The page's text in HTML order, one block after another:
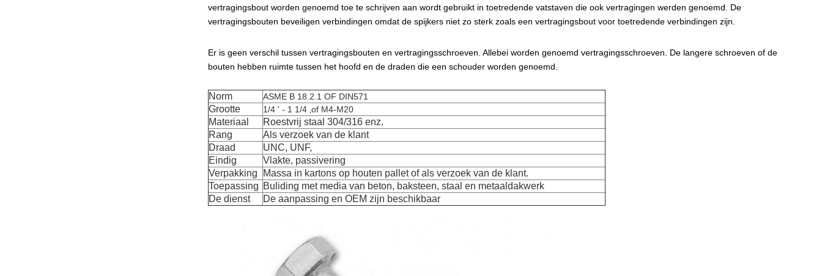
vertragingsbout worden genoemd toe te schrijven aan wordt gebruikt in toetredende vatstaven die ook vertragingen werden genoemd. De
vertragingsbouten beveiligen verbindingen omdat de spijkers niet zo sterk zoals een vertragingsbout voor toetredende verbindingen zijn.
Er is geen verschil tussen vertragingsbouten en vertragingsschroeven. Allebei worden genoemd vertragingsschroeven. De langere schroeven of de
bouten hebben ruimte tussen het hoofd en de draden die een schouder worden genoemd.
Norm ASME B 18.2.1 OF DIN571
Grootte 1/4 ' - 1 1/4 ‚of M4-M20
Materiaal
Roestvrij staal 304/316 enz.
Rang
Als verzoek van de klant
Draad
UNC, UNF,
Eindig
Vlakte, passivering
Verpakking
Massa in kartons op houten pallet of als verzoek van de klant.
Toepassing Buliding met media van beton, baksteen, staal en metaaldakwerk
De dienst
De aanpassing en OEM zijn beschikbaar